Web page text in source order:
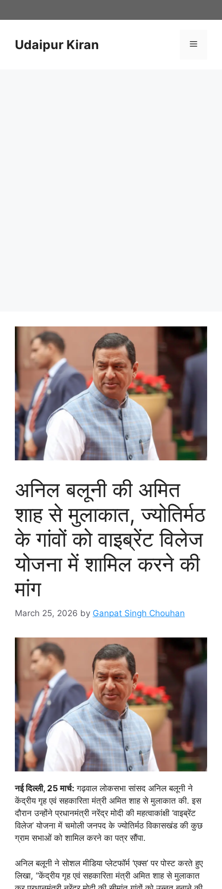
to
Udaipur Kiran Menu
अनिल बलूनी की अमित
शाह से मुलाकात, ज्योतिर्मठ
के गांवों को वाइब्रेंट विलेज
योजना में शामिल करने की
मांग
March 25, 2026 by Ganpat Singh Chouhan
नई दिल्ली, 25 मार्च: गढ़वाल लोकसभा सांसद अनिल बलूनी ने
केंद्रीय गृह एवं सहकारिता मंत्री अमित शाह से मुलाकात की. इस
दौरान उन्होंने प्रधानमंत्री नरेंद्र मोदी की महत्वाकांक्षी ‘वाइब्रेंट
विलेज’ योजना में चमोली जनपद के ज्योतिर्मठ विकासखंड की कुछ
ग्राम सभाओं को शामिल करने का पत्र सौंपा.
अनिल बलूनी ने सोशल मीडिया प्लेटफॉर्म ‘एक्स’ पर पोस्ट करते हुए
लिखा, “केंद्रीय गृह एवं सहकारिता मंत्री अमित शाह से मुलाकात